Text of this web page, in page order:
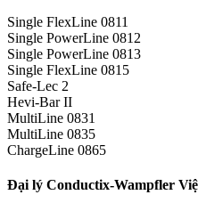
Single FlexLine 0811
Single PowerLine 0812
Single PowerLine 0813
Single FlexLine 0815
Safe-Lec 2
Hevi-Bar II
MultiLine 0831
MultiLine 0835
ChargeLine 0865
Đại lý Conductix-Wampfler